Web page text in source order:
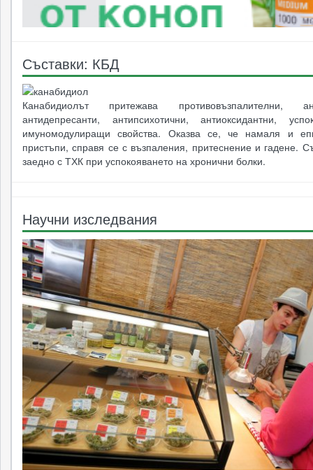
Съставки: КБД
Канабидиолът притежава противовъзпалителни,
антидепресанти, антипсихотични, антиоксидантни,
имуномодулиращи свойства. Оказва се, че намаля и
пристъпи, справя се с възпаления, притеснение и гадене.
заедно с ТХК при успокояването на хронични болки.
Научни изследвания